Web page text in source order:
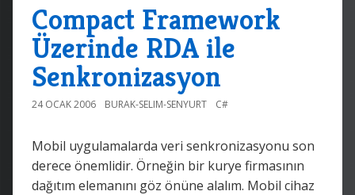
Compact Framework
Üzerinde RDA ile
Senkronizasyon
24 OCAK 2006 BURAK-SELIM-SENYURT C#
Mobil uygulamalarda veri senkronizasyonu son
derece önemlidir. Örneğin bir kurye firmasının
dağıtım elemanını göz önüne alalım. Mobil cihaz